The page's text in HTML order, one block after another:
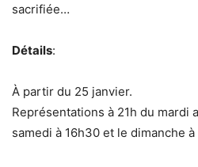
sacrifiée…
Détails:
À partir du 25 janvier.
Représentations à 21h du mardi
samedi à 16h30 et le dimanche à